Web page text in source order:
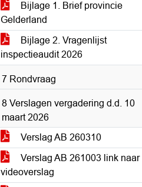
Bijlage 1. Brief provincie
Gelderland
Bijlage 2. Vragenlijst
inspectieaudit 2026​
7 Rondvraag
8 Verslagen vergadering d.d. 10
maart 2026
Verslag AB 260310
Verslag AB 261003 link naar
videoverslag